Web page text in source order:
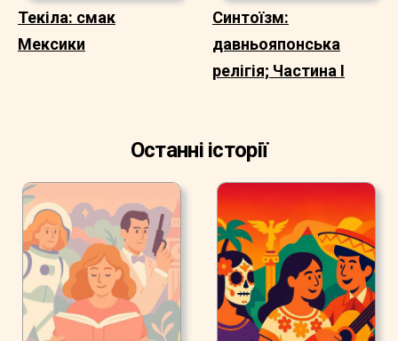
Текіла: смак
Мексики
Синтоїзм:
давньояпонська
релігія; Частина I
Останні історії